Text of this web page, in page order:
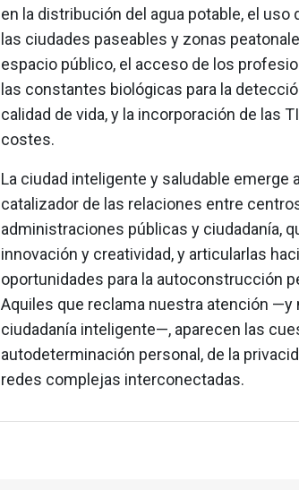
en la distribución del agua potable, el
las ciudades paseables y zonas
espacio público, el acceso de los
las constantes biológicas para la
calidad de vida, y la incorporación de las
costes.
La ciudad inteligente y saludable emerge
catalizador de las relaciones entre
administraciones públicas y ciudadanía,
innovación y creatividad, y articularlas
oportunidades para la autoconstrucción
Aquiles que reclama nuestra atención —y
ciudadanía inteligente—, aparecen las
autodeterminación personal, de la
redes complejas interconectadas.